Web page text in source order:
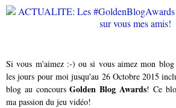
Si vous m'aimez :-) ou si vous aimez mon
les jours pour moi jusqu'au 26 Octobre 2015
blog au concoursGolden Blog Awards! Ce
ma passion du jeu vidéo!